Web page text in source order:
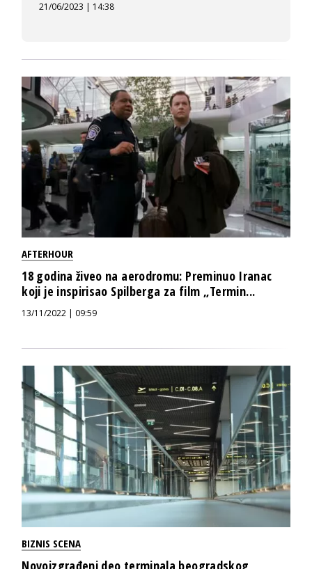
21/06/2023 | 14:38
AFTERHOUR
18 godina živeo na aerodromu: Preminuo Iranac
koji je inspirisao Spilberga za film „Termin...
13/11/2022 | 09:59
BIZNIS SCENA
Novoizgrađeni deo terminala beogradskog